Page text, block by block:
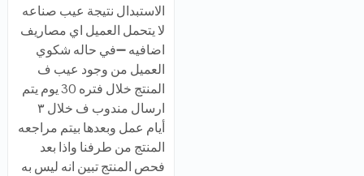
الاستبدال نتيجة عيب صناعه
لا يتحمل العميل اي مصاريف
اضافيه ➖في حاله شكوي
العميل من وجود عيب ف
المنتج خلال فتره 30 يوم يتم
ارسال مندوب ف خلال ٣
أيام عمل وبعدها بيتم مراجعه
المنتج من طرفنا واذا بعد
فحص المنتج تبين انه ليس به